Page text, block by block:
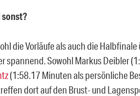
sonst?
die Vorläufe als auch die
spannend. Sowohl Markus Deibler
(1:58.17 Minuten als persönliche
dort auf den Brust- und